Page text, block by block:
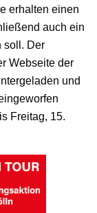
erhalten einen
auch ein
soll. Der
Webseite der
und
Freitag, 15.